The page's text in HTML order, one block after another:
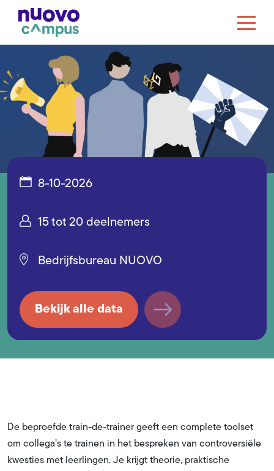
8-10-2026
15 tot 20 deelnemers
Bedrijfsbureau NUOVO
Bekijk alle data
De beproefde train-de-trainer geeft een complete toolset
om collega’s te trainen in het bespreken van controversiële
kwesties met leerlingen. Je krijgt theorie, praktische